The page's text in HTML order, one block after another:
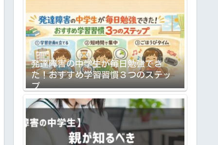
発達障害の中学生が毎日勉強でき
た！おすすめ学習習慣３つのステッ
プ